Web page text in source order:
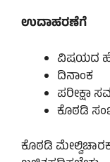
ಉದಾಹರಣೆಗೆ
ವಿಷಯದ
ದಿನಾಂಕ
ಪರೀಕ್ಷಾ
ಕೊಠಡಿ
ಕೊಠಡಿ